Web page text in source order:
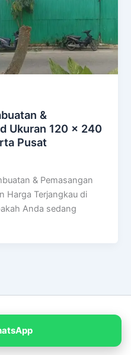
&
Ukuran 120 x 240
Pusat
& Pemasangan
Harga Terjangkau di
Anda sedang